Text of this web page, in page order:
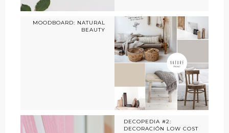
MOODBOARD: NATURAL
BEAUTY
DECOPEDIA #2:
DECORACIÓN LOW COST